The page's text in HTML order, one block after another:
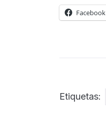
Facebook
Etiquetas: